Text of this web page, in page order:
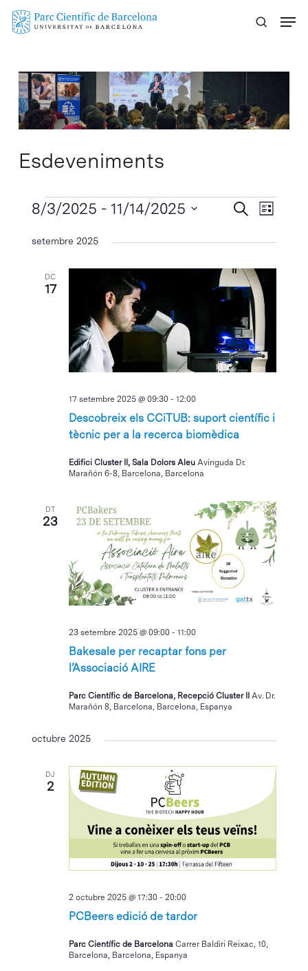
Skip
Esdeveniments
Esdeveniments
i
cerca
Cercar
Llista
8/3/2025 - 11/14/2025
una
setembre 2025
DC
17
Descobreix els CCiTUB: suport científic i
tècnic per a la recerca biomèdica
17 setembre 2025 @ 09:30 -12:00
Edifici Cluster II, Sala Dolors AleuAvinguda Dr.
Marañón 6-8, Barcelona, Barcelona
DT
23
Bakesale per recaptar fons per
l’Associació AIRE
23 setembre 2025 @ 09:00 -11:00
Parc Científic de Barcelona, Recepció Cluster IIAv. Dr.
Marañón 8, Barcelona, Barcelona, Espanya
octubre 2025
DJ
2
PCBeers edició de tardor
2 octubre 2025 @ 17:30 -20:00
Parc Científic de BarcelonaCarrer Baldiri Reixac, 10,
Barcelona, Barcelona, Espanya